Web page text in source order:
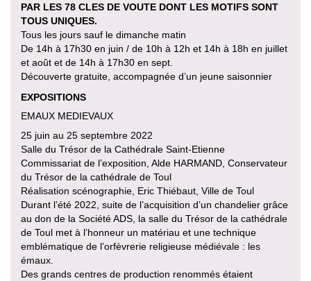
PAR LES 78 CLES DE VOUTE DONT LES MOTIFS SONT
TOUS UNIQUES.
Tous les jours sauf le dimanche matin
De 14h à 17h30 en juin / de 10h à 12h et 14h à 18h en juillet
et août et de 14h à 17h30 en sept.
Découverte gratuite, accompagnée d’un jeune saisonnier
EXPOSITIONS
EMAUX MEDIEVAUX
25 juin au 25 septembre 2022
Salle du Trésor de la Cathédrale Saint-Etienne
Commissariat de l’exposition, Alde HARMAND, Conservateur
du Trésor de la cathédrale de Toul
Réalisation scénographie, Eric Thiébaut, Ville de Toul
Durant l’été 2022, suite de l’acquisition d’un chandelier grâce
au don de la Société ADS, la salle du Trésor de la cathédrale
de Toul met à l’honneur un matériau et une technique
emblématique de l’orfèvrerie religieuse médiévale : les
émaux.
Des grands centres de production renommés étaient